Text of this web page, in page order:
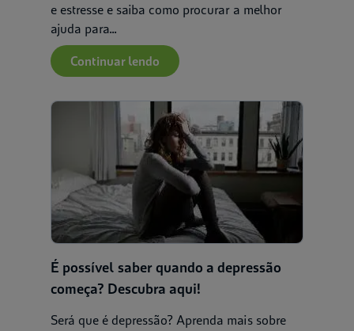
e estresse e saiba como procurar a melhor
ajuda para...
Continuar lendo
É possível saber quando a depressão
começa? Descubra aqui!
Será que é depressão? Aprenda mais sobre